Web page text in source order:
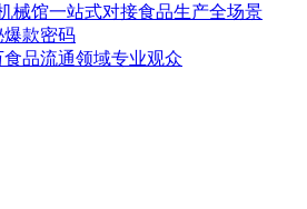
械馆一站式对接食品生产全场景
爆款密码
品流通领域专业观众